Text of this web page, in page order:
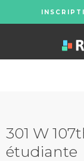
301 W
étudiante